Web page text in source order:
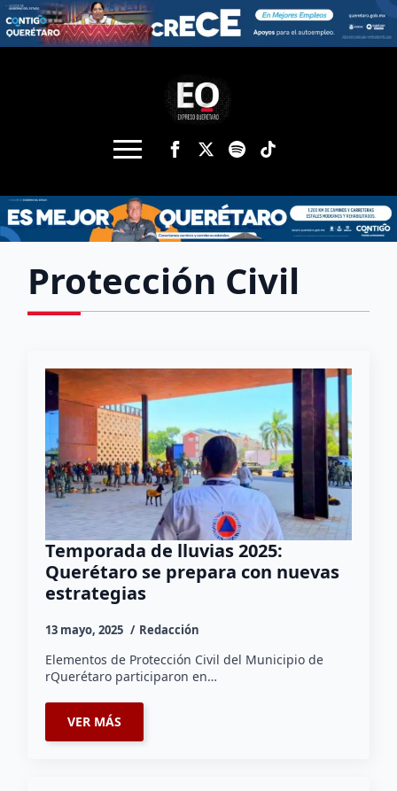
Protección Civil
Temporada de lluvias 2025:
Querétaro se prepara con nuevas
estrategias
13 mayo, 2025 Redacción
Elementos de Protección Civil del Municipio de
rQuerétaro participaron en…
VER MÁS